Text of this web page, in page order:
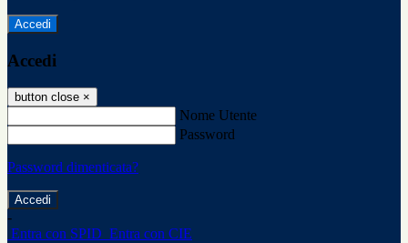
Accedi
Accedi
button close ×
Nome Utente
Password
Password dimenticata?
-
Entra con SPID Entra con CIE